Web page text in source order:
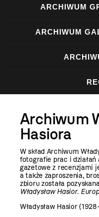
ARCHIWUM
ARCHIWUM
Archiwum
Hasiora
W skład Archiwum
fotografie prac i
gazetowe z recenzjami
a także zaproszenia,
zbioru została
Władysław Hasior.
Władysław Hasior